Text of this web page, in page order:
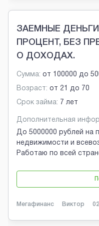
ЗАЕМНЫЕ
ПРОЦЕНТ, БЕЗ
О ДОХОДАХ.
Сумма: от 100000 до
Возраст: от 21 до 70
Срок займа: 7 лет
Дополнительная
До 5000000 рублей на
недвижимости и
Работаю по всей
Мегафинанс Виктор